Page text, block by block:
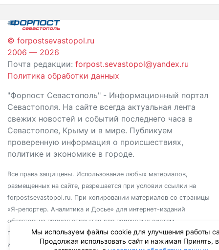
записям
© forpostsevastopol.ru
2006 — 2026
Почта редакции: forpost.sevastopol@yandex.ru
Политика обработки данных
"Форпост Севастополь" - Информационный портал
Севастополя. На сайте всегда актуальная лента
свежих новостей и событий последнего часа в
Севастополе, Крыму и в мире. Публикуем
проверенную информация о происшествиях,
политике и экономике в городе.
Все права защищены. Использование любых материалов,
размещенных на сайте, разрешается при условии ссылки на
forpostsevastopol.ru. При копировании материалов со страницы
«Я-репортер. Аналитика и Досье» для интернет-изданий
обязательна прямая открытая для поисковых систем
гиперссылка. Независимо от полного или частичного
использования материалов, ссылка должна быть размещена в
Мы используем файлы cookie для улучшения работы
Продолжая использовать сайт и нажимая Принять,